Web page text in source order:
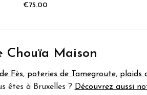
€75.00
Chouïa Maison
Fès, poteries de Tamegroute, plaids
êtes à Bruxelles ? Découvrez aussi